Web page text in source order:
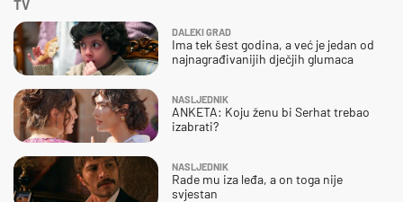
TV
DALEKI GRAD
Ima tek šest godina, a već je jedan od
najnagrađivanijih dječjih glumaca
NASLJEDNIK
ANKETA: Koju ženu bi Serhat trebao
izabrati?
NASLJEDNIK
Rade mu iza leđa, a on toga nije
svjestan